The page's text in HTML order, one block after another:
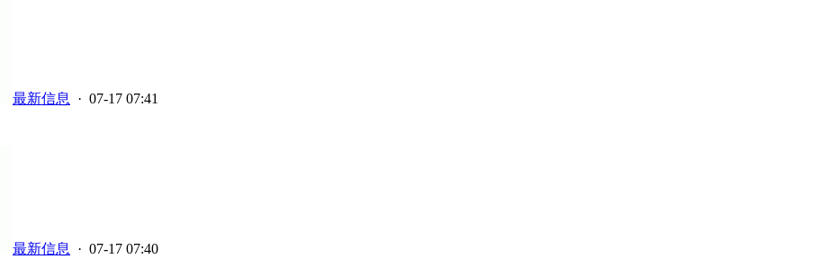
最新信息 · 07-17 07:41
最新信息 · 07-17 07:40